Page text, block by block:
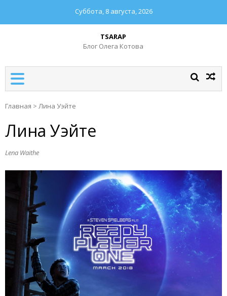
Суббота, 8 августа, 2026
TSARAP
Блог Олега Котова
Главная > Лина Уэйте
Лина Уэйте
Lena Waithe